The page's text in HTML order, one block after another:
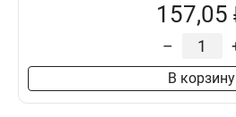
157,05
–
В корзину